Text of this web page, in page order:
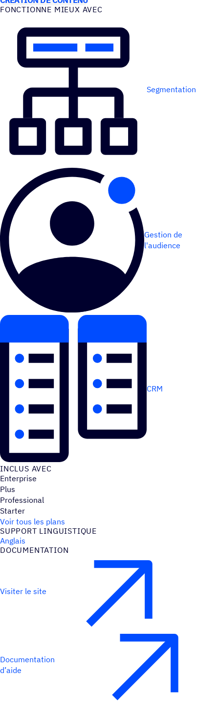
FONC­TIONNE MIEUX AVEC
Segmentation
Gestion de
l'audience
CRM
INCLUS AVEC
Enterprise
Plus
Professional
Starter
Voir tous les plans
SUPPORT LINGUIS­TIQUE
Anglais
DOCU­MEN­TA­TION
Visiter le site
Documentation
d’aide